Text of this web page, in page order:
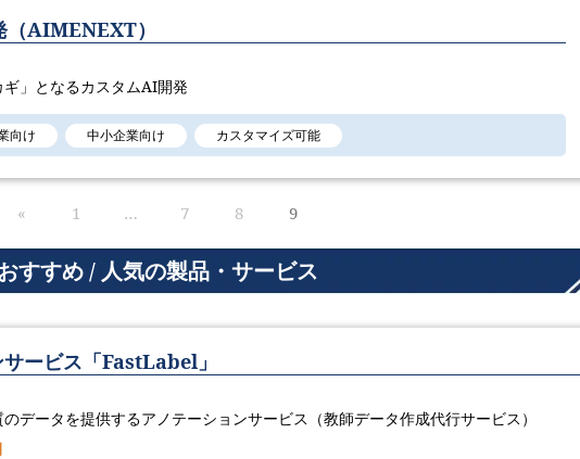
AIMENEXT）
」となるカスタムAI開発
向け 中小企業向け カスタマイズ可能
« 1 … 7 8 9
すすめ / 人気の製品・サービス
ービス「FastLabel」
データを提供するアノテーションサービス（教師データ作成代行サービス）